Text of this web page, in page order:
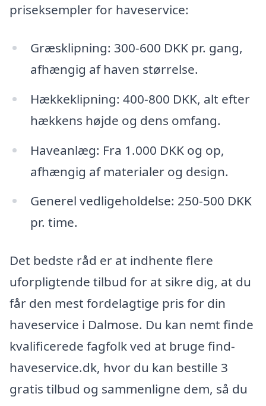
priseksempler for haveservice:
Græsklipning: 300-600 DKK pr. gang,
afhængig af haven størrelse.
Hækkeklipning: 400-800 DKK, alt efter
hækkens højde og dens omfang.
Haveanlæg: Fra 1.000 DKK og op,
afhængig af materialer og design.
Generel vedligeholdelse: 250-500 DKK
pr. time.
Det bedste råd er at indhente flere
uforpligtende tilbud for at sikre dig, at du
får den mest fordelagtige pris for din
haveservice i Dalmose. Du kan nemt finde
kvalificerede fagfolk ved at bruge find-
haveservice.dk, hvor du kan bestille 3
gratis tilbud og sammenligne dem, så du